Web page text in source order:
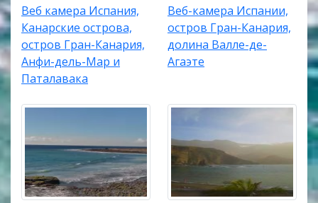
Веб камера Испания,
Канарские острова,
остров Гран-Канария,
Анфи-дель-Мар и
Паталавака
Веб-камера Испании,
остров Гран-Канария,
долина Валле-де-
Агаэте